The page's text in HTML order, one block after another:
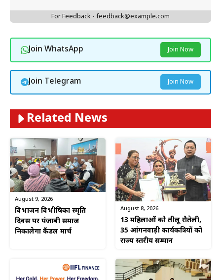
For Feedback - feedback@example.com
Join WhatsApp Join Now
Join Telegram Join Now
Related News
August 9, 2026
विभाजन विभीषिका स्मृति
दिवस पर पंजाबी समाज
निकालेगा कैंडल मार्च
August 8, 2026
13 महिलाओं को तीलू रौतेली,
35 आंगनवाड़ी कार्यकत्रियों को
राज्य स्तरीय सम्मान